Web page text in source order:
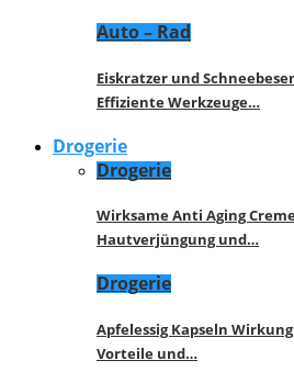
Auto – Rad
Eiskratzer und
Effiziente Werkzeuge…
Drogerie
Drogerie
Wirksame Anti Aging
Hautverjüngung und…
Drogerie
Apfelessig Kapseln
Vorteile und…